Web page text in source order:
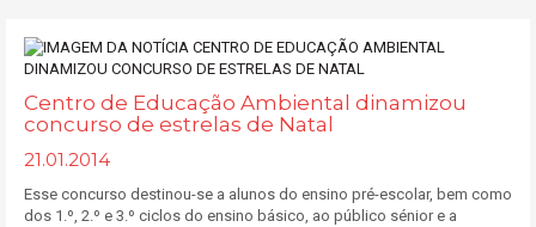
Centro de Educação Ambiental dinamizou
concurso de estrelas de Natal
21.01.2014
Esse concurso destinou-se a alunos do ensino pré-escolar, bem como
dos 1.º, 2.º e 3.º ciclos do ensino básico, ao público sénior e a